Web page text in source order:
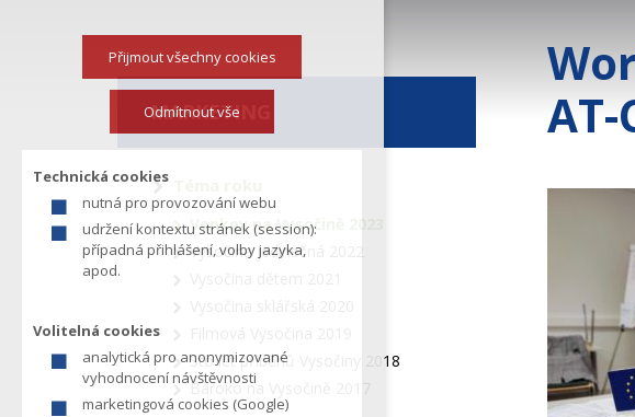
e
n
a
h
á
í
t
AT-
MARKETING
Venkov na Vysočině 2023
Vysočina jedinečná 2022
Sto let příběhů Vysočiny 2018
Baroko na Vysočině 2017
Technická cookies
nutná pro provozování webu
udržení kontextu stránek (session):
případná přihlášení, volby jazyka,
apod.
Volitelná cookies
analytická pro anonymizované
vyhodnocení návštěvnosti
marketingová cookies (Google)
Přijmout všechny cookies
Odmítnout vše